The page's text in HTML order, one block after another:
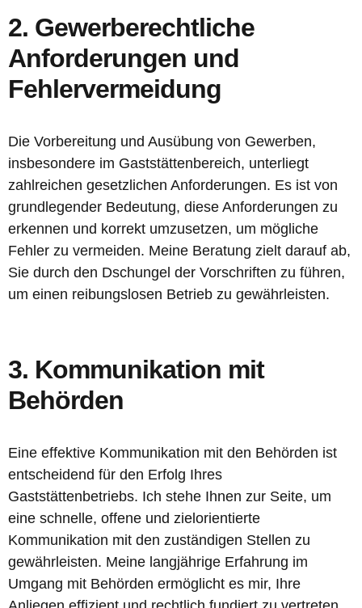
2. Gewerberechtliche
Anforderungen und
Fehlervermeidung
Die Vorbereitung und Ausübung von Gewerben,
insbesondere im Gaststättenbereich, unterliegt
zahlreichen gesetzlichen Anforderungen. Es ist von
grundlegender Bedeutung, diese Anforderungen zu
erkennen und korrekt umzusetzen, um mögliche
Fehler zu vermeiden. Meine Beratung zielt darauf ab,
Sie durch den Dschungel der Vorschriften zu führen,
um einen reibungslosen Betrieb zu gewährleisten.
3. Kommunikation mit
Behörden
Eine effektive Kommunikation mit den Behörden ist
entscheidend für den Erfolg Ihres
Gaststättenbetriebs. Ich stehe Ihnen zur Seite, um
eine schnelle, offene und zielorientierte
Kommunikation mit den zuständigen Stellen zu
gewährleisten. Meine langjährige Erfahrung im
Umgang mit Behörden ermöglicht es mir, Ihre